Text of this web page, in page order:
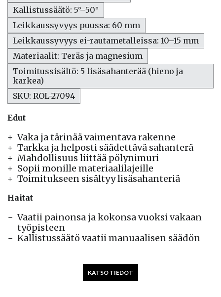
Edut
Vaka ja tärinää vaimentava rakenne
Tarkka ja helposti säädettävä sahanterä
Mahdollisuus liittää pölynimuri
Sopii monille materiaalilajeille
Toimitukseen sisältyy lisäsahanteriä
Haitat
Vaatii painonsa ja kokonsa vuoksi vakaan
työpisteen
Kallistussäätö vaatii manuaalisen säädön
Kallistussäätö: 5°–50°
Leikkaussyvyys puussa: 60 mm
Leikkaussyvyys ei-rautametalleissa: 10–15 mm
Materiaalit: Teräs ja magnesium
Toimitussisältö: 5 lisäsahanterää (hieno ja
karkea)
SKU: ROL-27094
KATSO TIEDOT